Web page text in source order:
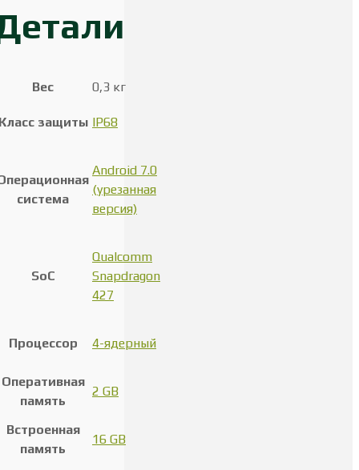
Вес 0,3 кг
защиты IP68
система
Android 7.0
(урезанная
версия)
SoC
Qualcomm
Snapdragon
427
Процессор 4-ядерный
Оперативная
память
2 GB
Встроенная
память
16 GB